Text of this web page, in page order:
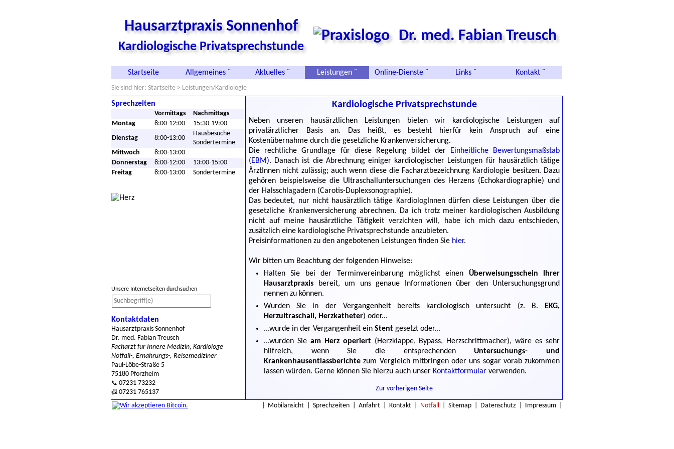
Hausarztpraxis Sonnenhof
Kardiologische Privatsprechstunde
Dr. med. Fabian Treusch
Startseite Allgemeines ˇ Aktuelles ˇ Leistungen ˇ Online-Dienste ˇ Links ˇ Kontakt ˇ
Sie sind hier: Startseite > Leistungen/Kardiologie
Sprechzeiten
Vormittags
Nachmittags
Montag
8:00-12:00
15:30-19:00
Dienstag
8:00-13:00
Hausbesuche
Sondertermine
Mittwoch
8:00-13:00
Donnerstag
8:00-12:00
13:00-15:00
Freitag
8:00-13:00 Sondertermine
Unsere Internetseiten durchsuchen
Kontaktdaten
Hausarztpraxis Sonnenhof
Dr. med. Fabian Treusch
Facharzt für Innere Medizin, Kardiologe
Notfall-, Ernährungs-, Reisemediziner
Paul-Löbe-Straße 5
75180 Pforzheim
📞 07231 73232
📠 07231 765137
Kardiologische Privatsprechstunde
Neben unseren hausärztlichen Leistungen bieten wir kardiologische Leistungen auf
privatärztlicher Basis an. Das heißt, es besteht hierfür kein Anspruch auf eine
Kostenübernahme durch die gesetzliche Krankenversicherung.
Die rechtliche Grundlage für diese Regelung bildet der
Einheitliche Bewertungsmaßstab
(EBM). Danach ist die Abrechnung einiger kardiologischer Leistungen für hausärztlich tätige
ÄrztInnen nicht zulässig; auch wenn diese die Facharztbezeichnung Kardiologie besitzen. Dazu
gehören beispielsweise die Ultraschalluntersuchungen des Herzens (Echokardiographie) und
der Halsschlagadern (Carotis-Duplexsonographie).
Das bedeutet, nur nicht hausärztlich tätige KardiologInnen dürfen diese Leistungen über die
gesetzliche Krankenversicherung abrechnen. Da ich trotz meiner kardiologischen Ausbildung
nicht auf meine hausärztliche Tätigkeit verzichten will, habe ich mich dazu entschieden,
zusätzlich eine kardiologische Privatsprechstunde anzubieten.
Preisinformationen zu den angebotenen Leistungen finden Sie hier.
Wir bitten um Beachtung der folgenden Hinweise:
Halten Sie bei der Terminvereinbarung möglichst einen Überweisungsschein Ihrer
Hausarztpraxis bereit, um uns genaue Informationen über den Untersuchungsgrund
nennen zu können.
Wurden Sie in der Vergangenheit bereits kardiologisch untersucht (z. B.
EKG,
Herzultraschall, Herzkatheter) oder...
...wurde in der Vergangenheit ein Stent gesetzt oder...
...wurden Sie am Herz operiert(Herzklappe, Bypass, Herzschrittmacher), wäre es sehr
hilfreich, wenn Sie die entsprechendenUntersuchungs- und
Krankenhausentlassberichte zum Vergleich mitbringen oder uns sogar vorab zukommen
lassen würden. Gerne können Sie hierzu auch unser Kontaktformular verwenden.
Zur vorherigen Seite
Mobilansicht Sprechzeiten Anfahrt Kontakt Notfall Sitemap Datenschutz Impressum